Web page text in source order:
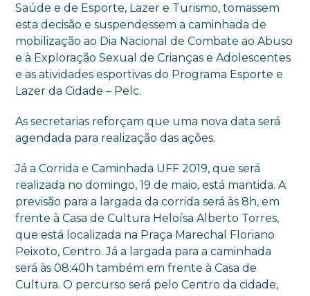
Saúde e de Esporte, Lazer e Turismo, tomassem
esta decisão e suspendessem a caminhada de
mobilização ao Dia Nacional de Combate ao Abuso
e à Exploração Sexual de Crianças e Adolescentes
e as atividades esportivas do Programa Esporte e
Lazer da Cidade – Pelc.
As secretarias reforçam que uma nova data será
agendada para realização das ações.
Já a Corrida e Caminhada UFF 2019, que será
realizada no domingo, 19 de maio, está mantida. A
previsão para a largada da corrida será às 8h, em
frente à Casa de Cultura Heloísa Alberto Torres,
que está localizada na Praça Marechal Floriano
Peixoto, Centro. Já a largada para a caminhada
será às 08:40h também em frente à Casa de
Cultura. O percurso será pelo Centro da cidade,